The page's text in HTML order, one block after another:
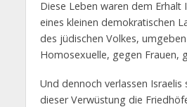
Diese Leben waren dem Erhalt
eines kleinen demokratischen
des jüdischen Volkes,
Homosexuelle, gegen Frauen,
Und dennoch verlassen Israelis
dieser Verwüstung die